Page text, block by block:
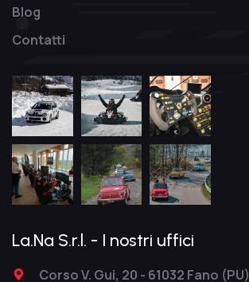
Blog
Contatti
La.Na S.r.l. - I nostri uffici
Corso V. Gui, 20 - 61032 Fano (PU)